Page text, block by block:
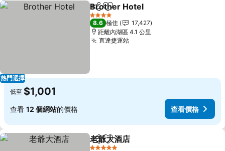
熱門選擇
分享 放到收藏夾
Brother Hotel
4 星級
8.6 極佳
17,427
距離內湖區 4.1 公里
直達捷運站查看價格
低至 $1,001
查看 12 個網站的價格 查看價格
分享 放到收藏夾
老爺大酒店